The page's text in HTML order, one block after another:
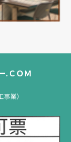
.ＣＯＭ
業）